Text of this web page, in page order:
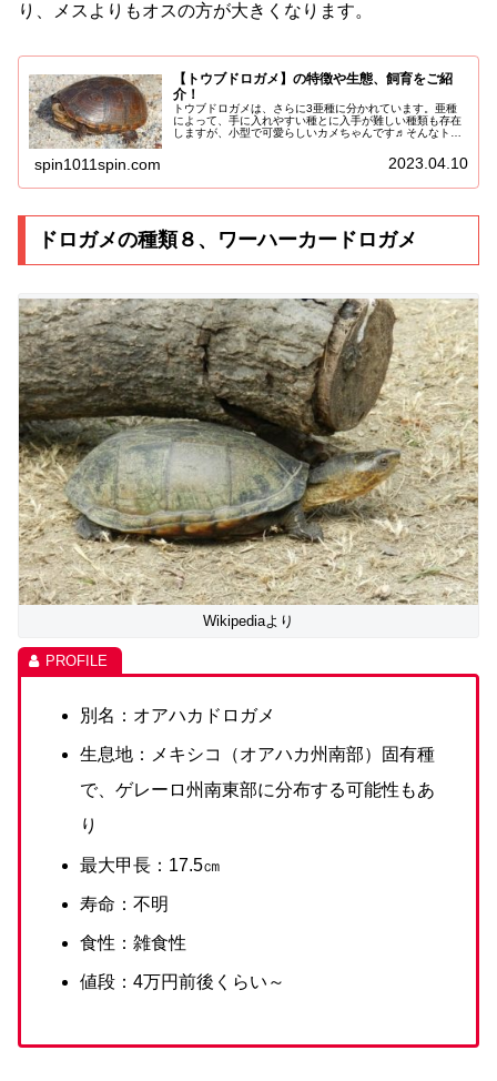
り、メスよりもオスの方が大きくなります。
【トウブドロガメ】の特徴や生態、飼育をご紹
介！
トウブドロガメは、さらに3亜種に分かれています。亜種
によって、手に入れやすい種とに入手が難しい種類も存在
しますが、小型で可愛らしいカメちゃんです♬そんなトウ
spin1011spin.com 2023.04.10
ドロガメの種類８、ワーハーカードロガメ
Wikipediaより
別名：オアハカドロガメ
生息地：メキシコ（オアハカ州南部）固有種
で、ゲレーロ州南東部に分布する可能性もあ
り
最大甲長：17.5㎝
寿命：不明
食性：雑食性
値段：4万円前後くらい～